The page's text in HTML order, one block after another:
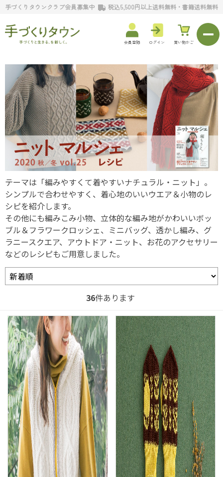
手づくりタウンクラブ会員募集中 税込5,500円以上送料無料・書籍送料無料
会員登録 ログイン 買い物かご
テーマは「編みやすくて着やすいナチュラル・ニット」。
シンプルで合わせやすく、着心地のいいウエア＆小物のレ
シピを紹介します。
その他にも編みこみ小物、立体的な編み地がかわいいボッ
ブル＆フラワークロッシェ、ミニバッグ、透かし編み、グ
ラニースクエア、アウトドア・ニット、お花のアクセサリー
などのレシピもご用意しました。
36件あります